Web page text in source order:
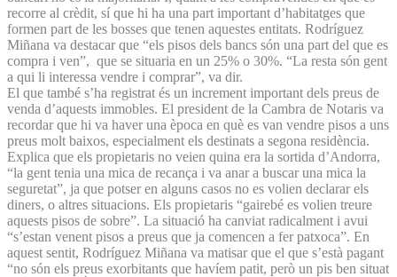
recorre al crèdit, sí que hi ha una part important d’habitatges que
formen part de les bosses que tenen aquestes entitats. Rodríguez
Miñana va destacar que “els pisos dels bancs són una part del que es
compra i ven”, que se situaria en un 25% o 30%. “La resta són gent
a qui li interessa vendre i comprar”, va dir.
El que també s’ha registrat és un increment important dels preus de
venda d’aquests immobles. El president de la Cambra de Notaris va
recordar que hi va haver una època en què es van vendre pisos a uns
preus molt baixos, especialment els destinats a segona residència.
Explica que els propietaris no veien quina era la sortida d’Andorra,
“la gent tenia una mica de recança i va anar a buscar una mica la
seguretat”, ja que potser en alguns casos no es volien declarar els
diners, o altres situacions. Els propietaris “gairebé es volien treure
aquests pisos de sobre”. La situació ha canviat radicalment i avui
“s’estan venent pisos a preus que ja comencen a fer patxoca”. En
aquest sentit, Rodríguez Miñana va matisar que el que s’està pagant
“no són els preus exorbitants que havíem patit, però un pis ben situat